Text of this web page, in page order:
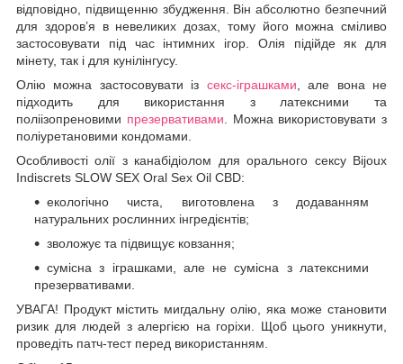
відповідно, підвищенню збудження. Він абсолютно безпечний
для здоров’я в невеликих дозах, тому його можна сміливо
застосовувати під час інтимних ігор. Олія підійде як для
мінету, так і для кунілінгусу.
Олію можна застосовувати із секс-іграшками , але вона не
підходить для використання з латексними та
поліізопреновими презервативами . Можна використовувати з
поліуретановими кондомами.
Особливості олії з канабідіолом для орального сексу Bijoux
Indiscrets SLOW SEX Oral Sex Oil CBD:
екологічно чиста, виготовлена з додаванням
натуральних рослинних інгредієнтів;
зволожує та підвищує ковзання;
сумісна з іграшками, але не сумісна з латексними
презервативами.
УВАГА! Продукт містить мигдальну олію, яка може становити
ризик для людей з алергією на горіхи. Щоб цього уникнути,
проведіть патч-тест перед використанням.